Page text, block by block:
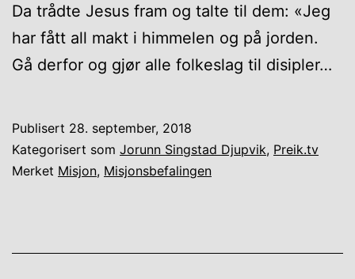
Da trådte Jesus fram og talte til dem: «Jeg
har fått all makt i himmelen og på jorden.
Gå derfor og gjør alle folkeslag til disipler…
Publisert 28. september, 2018
Kategorisert som Jorunn Singstad Djupvik, Preik.tv
Merket Misjon, Misjonsbefalingen